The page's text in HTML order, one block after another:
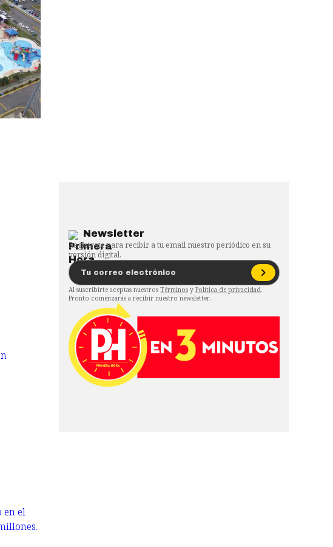
Newsletter
Regístrate para recibir a tu email nuestro periódico en su
versión digital.
Al suscribirte aceptas nuestros Términos y Política de privacidad.
Pronto comenzarás a recibir nuestro newsletter.